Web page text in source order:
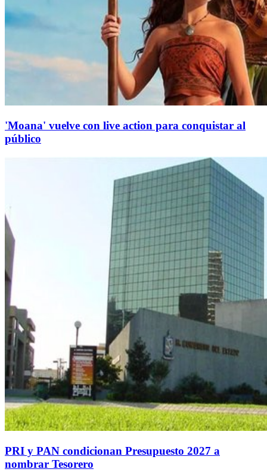
'Moana' vuelve con live action para conquistar al
público
PRI y PAN condicionan Presupuesto 2027 a
nombrar Tesorero